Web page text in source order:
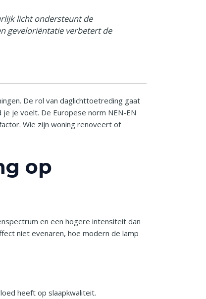
licht ondersteunt de
geveloriëntatie verbetert de
De rol van daglichttoetreding gaat
je voelt. De Europese norm NEN-EN
Wie zijn woning renoveert of
op
en een hogere intensiteit dan
niet evenaren, hoe modern de lamp
heeft op slaapkwaliteit.